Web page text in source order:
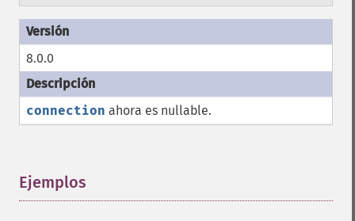
8.0.0
connection ahora es nullable.
Ejemplos